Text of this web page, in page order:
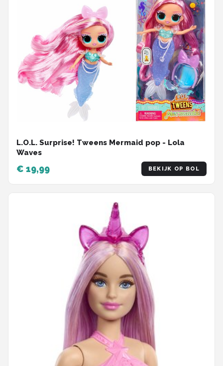
L.O.L. Surprise! Tweens Mermaid pop - Lola
Waves
€ 19,99 BEKIJK OP BOL